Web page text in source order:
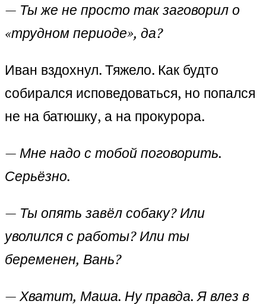
— Ты же не просто так заговорил о
«трудном периоде», да?
Иван вздохнул. Тяжело. Как будто
собирался исповедоваться, но попался
не на батюшку, а на прокурора.
—Мне надо с тобой поговорить.
Серьёзно.
— Ты опять завёл собаку? Или
уволился с работы? Или ты
беременен, Вань?
—Хватит, Маша. Ну правда. Я влез в